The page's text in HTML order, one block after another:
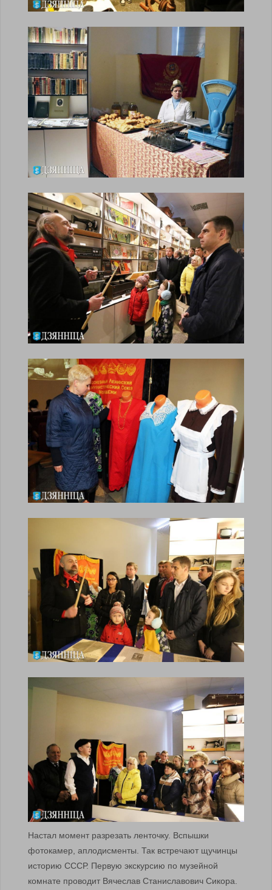
Настал момент разрезать ленточку. Вспышки
фотокамер, аплодисменты. Так встречают щучинцы
историю СССР. Первую экскурсию по музейной
комнате проводит Вячеслав Станиславович Сикора.